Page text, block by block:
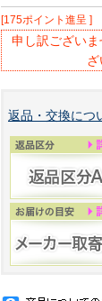
[175ポイント進呈 ]
申し訳ござい
ざ
返品・交換につ